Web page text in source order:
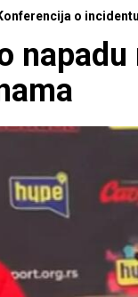
o incidentu